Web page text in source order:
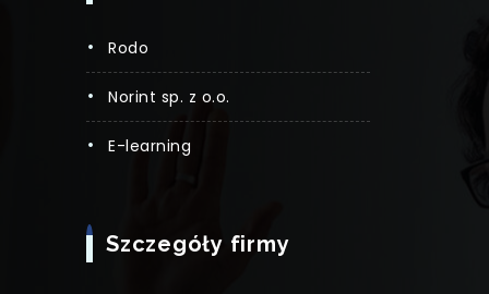
rodo
norint sp. z o.o.
e-learning
Szczegóły firmy